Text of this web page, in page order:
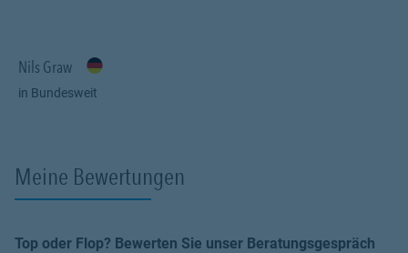
Dann bist Du bei mir genau richtig.
Nils Graw
in Bundesweit
Meine Bewertungen
Top oder Flop? Bewerten Sie unser Beratungsgespräch